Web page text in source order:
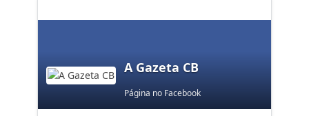
A Gazeta CB
Página no Facebook